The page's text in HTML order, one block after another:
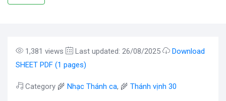
1,381 views Last updated: 26/08/2025
Download
SHEET PDF (1 pages)
Category 🌾 Nhạc Thánh ca, 🌾 Thánh vịnh 30